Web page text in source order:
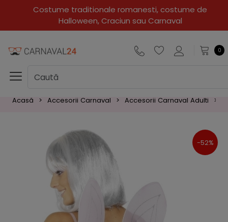
Costume traditionale romanesti, costume de
Halloween, Craciun sau Carnaval
0
Acasă Accesorii Carnaval Accesorii Carnaval Adulti
-52%